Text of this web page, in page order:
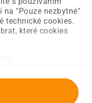
"Pouze nezbytné"
technické cookies.
které cookies
Úvodní strana